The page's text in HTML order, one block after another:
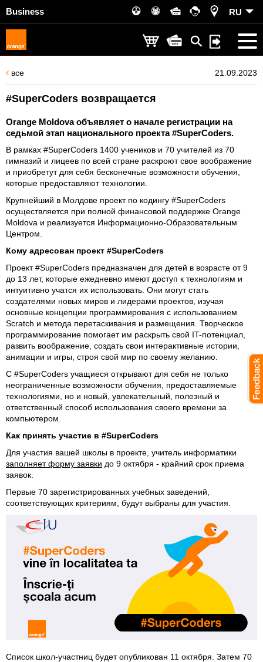
Business RU
все 21.09.2023
#SuperCoders возвращается
Orange Moldova объявляет о начале регистрации на
седьмой этап национального проекта #SuperCoders.
В рамках #SuperCoders 1400 учеников и 70 учителей из 70
гимназий и лицеев по всей стране раскроют свое воображение
и приобретут для себя бесконечные возможности обучения,
которые предоставляют технологии.
Крупнейший в Молдове проект по кодингу #SuperCoders
осуществляется при полной финансовой поддержке Orange
Moldova и реализуется Информационно-Образовательным
Центром.
Кому адресован проект #SuperCoders
Проект #SuperCoders предназначен для детей в возрасте от 9
до 13 лет, которые ежедневно имеют доступ к технологиям и
интуитивно учатся их использовать. Они могут стать
создателями новых миров и лидерами проектов, изучая
основные концепции программирования с использованием
Scratch и метода перетаскивания и размещения. Творческое
программирование помогает им раскрыть свой IT-потенциал,
развить воображение, создать свои интерактивные истории,
анимации и игры, строя свой мир по своему желанию.
С #SuperCoders учащиеся открывают для себя не только
неограниченные возможности обучения, предоставляемые
технологиями, но и новый, увлекательный, полезный и
ответственный способ использования своего времени за
компьютером.
Как принять участие в #SuperCoders
Для участия вашей школы в проекте, учитель информатики
заполняет форму заявки до 9 октября - крайний срок приема
заявок.
Первые 70 зарегистрированных учебных заведений,
соответствующих критериям, будут выбраны для участия.
Список школ-участниц будет опубликован 11 октября. Затем 70